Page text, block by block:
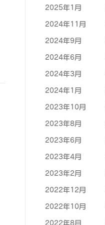
2025年1月
2024年11月
2024年9月
2024年6月
2024年3月
2024年1月
2023年10月
2023年8月
2023年6月
2023年4月
2023年2月
2022年12月
2022年10月
2022年8月